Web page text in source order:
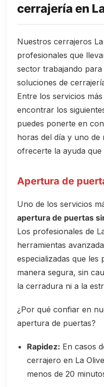
cerrajería en
Nuestros cerrajeros
profesionales que
sector trabajando
soluciones de
Entre los servicios
encontrar los
puedes ponerte en
horas del día y uno de
ofrecerte la ayuda que
Apertura de
Uno de los servicios
apertura de puertas
Los profesionales de
herramientas
especializadas que
manera segura, sin
la cerradura ni a la
¿Por qué confiar en
apertura de puertas?
Rapidez: En casos
cerrajero en La
menos de 20